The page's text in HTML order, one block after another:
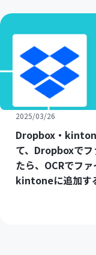
2025/03/26
Dropbox・
て、Dropboxで
たら、OCRでフ
kintoneに追加す